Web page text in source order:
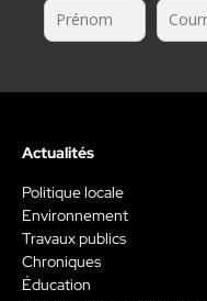
Actualités
Politique locale
Environnement
Travaux publics
Chroniques
Éducation